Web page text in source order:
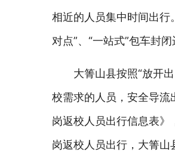
相近的人员集中时间出行
对点”、“一站式”包车封
大箐山县按照“放开
校需求的人员，安全导流
岗返校人员出行信息表
岗返校人员出行，大箐山